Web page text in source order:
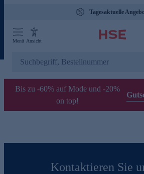
Tagesaktuelle
Menü Ansicht
Bis zu -60% auf Mode und -20%
on top!
Kontaktieren Sie